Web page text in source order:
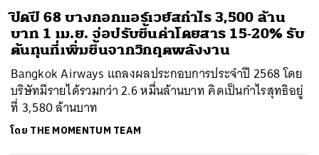
ปิดปี 68 บางกอกแอร์เวย์สกำไร 3,500 ล้าน
บาท 1 เม.ย. จ่อปรับขึ้นค่าโดยสาร 15-20% รับ
ต้นทุนที่เพิ่มขึ้นจากวิกฤตพลังงาน
Bangkok Airways แถลงผลประกอบการประจำปี 2568 โดย
บริษัทมีรายได้รวมกว่า 2.6 หมื่นล้านบาท คิดเป็นกำไรสุทธิอยู่
ที่ 3,580 ล้านบาท
โดย THE MOMENTUM TEAM